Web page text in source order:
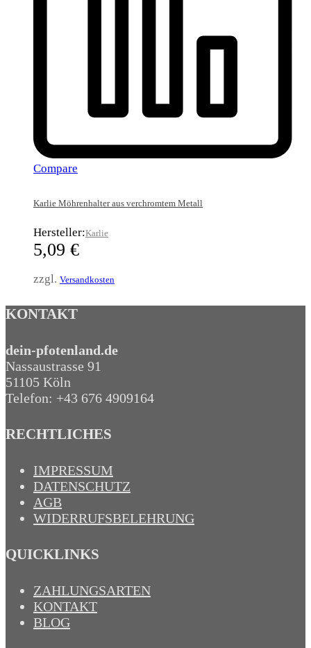
Compare
Karlie Möhrenhalter aus verchromtem Metall
Hersteller:Karlie
5,09 €
zzgl. Versandkosten
KONTAKT
dein-pfotenland.de
Nassaustrasse 91
51105 Köln
Telefon: +43 676 4909164‬
RECHTLICHES
IMPRESSUM
DATENSCHUTZ
AGB
WIDERRUFSBELEHRUNG
QUICKLINKS
ZAHLUNGSARTEN
KONTAKT
BLOG